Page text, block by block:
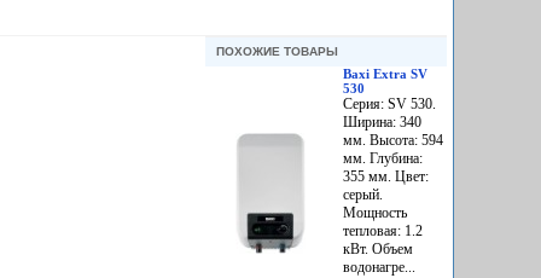
ПОХОЖИЕ ТОВАРЫ
Baxi Extra SV
530
Серия: SV 530.
Ширина: 340
мм. Высота: 594
мм. Глубина:
355 мм. Цвет:
серый.
Мощность
тепловая: 1.2
кВт. Объем
водонагре...